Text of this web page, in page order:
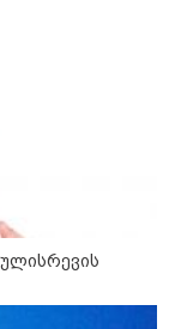
მოუწევს...
29 წელი